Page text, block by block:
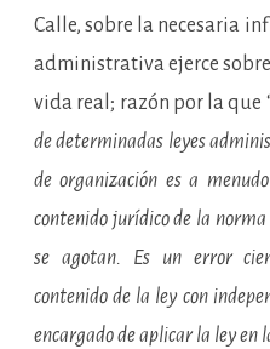
Calle, sobre la necesaria
administrativa ejerce
vida real; razón por la que
de determinadas leyes
de organización es a
contenido jurídico de la norma
se agotan. Es un error
contenido de la ley con
encargado de aplicar la ley en